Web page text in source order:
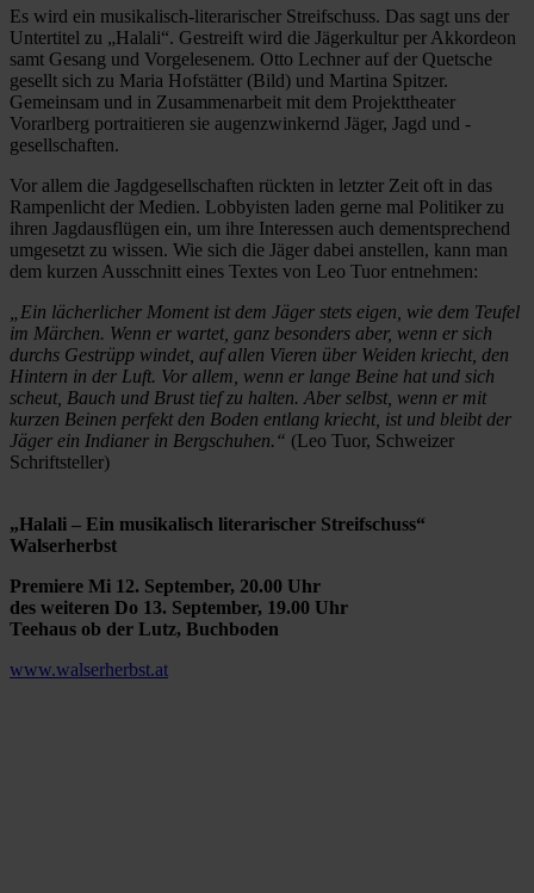
Es wird ein musikalisch-literarischer Streifschuss. Das sagt uns der
Untertitel zu „Halali“. Gestreift wird die Jägerkultur per Akkordeon
samt Gesang und Vorgelesenem. Otto Lechner auf der Quetsche
gesellt sich zu Maria Hofstätter (Bild) und Martina Spitzer.
Gemeinsam und in Zusammenarbeit mit dem Projekttheater
Vorarlberg portraitieren sie augenzwinkernd Jäger, Jagd und -
gesellschaften.
Vor allem die Jagdgesellschaften rückten in letzter Zeit oft in das
Rampenlicht der Medien. Lobbyisten laden gerne mal Politiker zu
ihren Jagdausflügen ein, um ihre Interessen auch dementsprechend
umgesetzt zu wissen. Wie sich die Jäger dabei anstellen, kann man
dem kurzen Ausschnitt eines Textes von Leo Tuor entnehmen:
„Ein lächerlicher Moment ist dem Jäger stets eigen, wie dem Teufel
im Märchen. Wenn er wartet, ganz besonders aber, wenn er sich
durchs Gestrüpp windet, auf allen Vieren über Weiden kriecht, den
Hintern in der Luft. Vor allem, wenn er lange Beine hat und sich
scheut, Bauch und Brust tief zu halten. Aber selbst, wenn er mit
kurzen Beinen perfekt den Boden entlang kriecht, ist und bleibt der
Jäger ein Indianer in Bergschuhen.“ (Leo Tuor, Schweizer
Schriftsteller)
„Halali – Ein musikalisch literarischer Streifschuss“
Walserherbst
Premiere Mi 12. September, 20.00 Uhr
des weiteren Do 13. September, 19.00 Uhr
Teehaus ob der Lutz, Buchboden
www.walserherbst.at